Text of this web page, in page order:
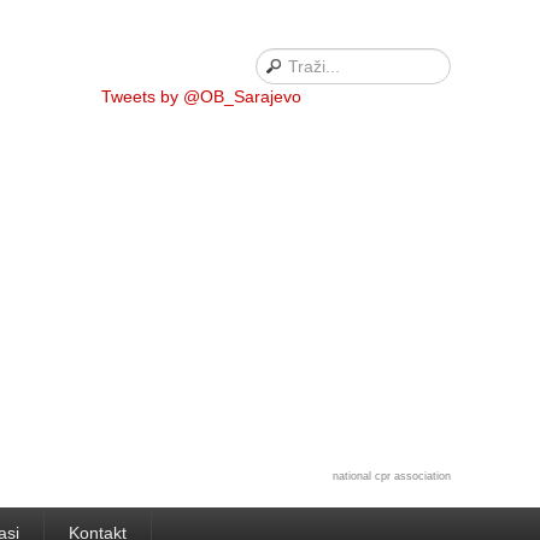
Tweets by @OB_Sarajevo
national cpr association
Kontakt